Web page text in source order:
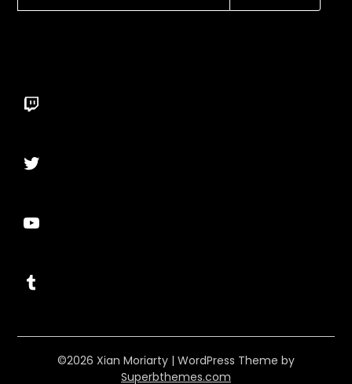
Twitch
Twitter
YouTube
Tumblr
©2026 Xian Moriarty | WordPress Theme by
Superbthemes.com